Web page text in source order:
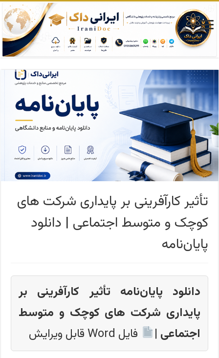
تأثیر کارآفرینی بر پایداری شرکت‌ های
کوچک و متوسط اجتماعی | دانلود
پایان‌نامه
دانلود پایان‌نامه تأثیر کارآفرینی بر
پایداری شرکت‌ های کوچک و متوسط
اجتماعی | فایل Word قابل ویرایش